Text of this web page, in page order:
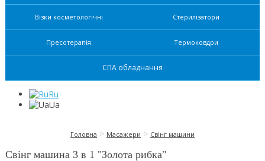
Візки косметологічні Стерилізатори
Пресотерапія Термоковдри
СПА обладнання
Ru
Ua
Головна > Масажери > Свінг машини
Свінг машина 3 в 1 "Золота рибка"